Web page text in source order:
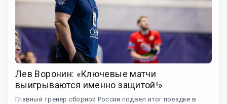
Лев Воронин: «Ключевые матчи
выигрываются именно защитой!»
Главный тренер сборной России подвел итог поездке в